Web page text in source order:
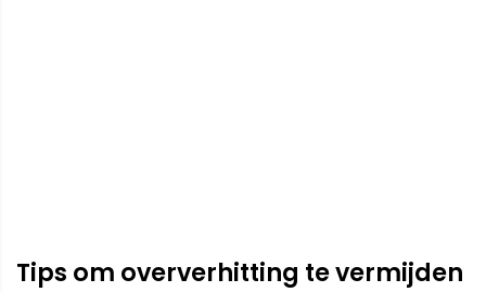
Tips om oververhitting te vermijden